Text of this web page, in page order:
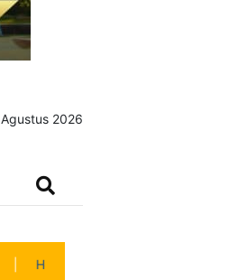
2026
Kapak Dibekuk, Polres Nabire